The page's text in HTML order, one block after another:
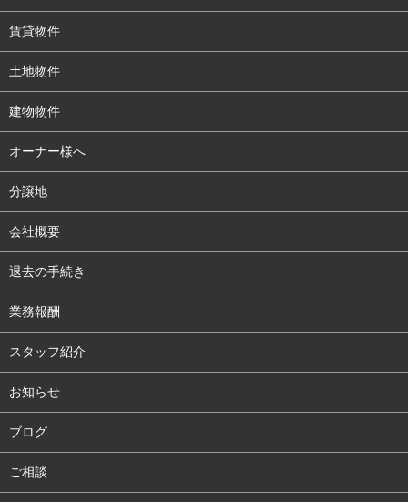
賃貸物件
土地物件
建物物件
オーナー様へ
分譲地
会社概要
退去の手続き
業務報酬
スタッフ紹介
お知らせ
ブログ
ご相談